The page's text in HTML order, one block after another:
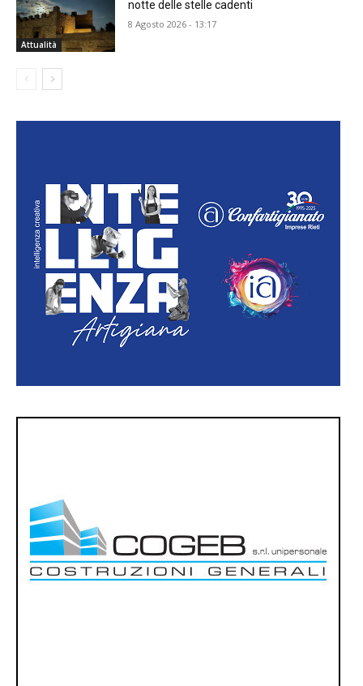
Attualità
notte delle stelle cadenti
8 Agosto 2026 - 13:17